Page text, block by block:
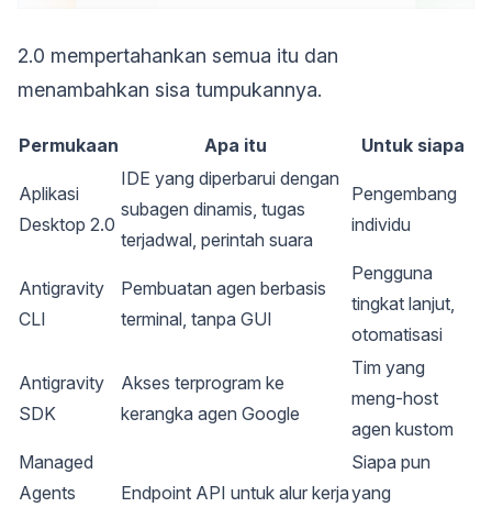
2.0 mempertahankan semua itu dan
menambahkan sisa tumpukannya.
Permukaan Apa itu Untuk siapa
Aplikasi
Desktop 2.0
IDE yang diperbarui dengan
subagen dinamis, tugas
terjadwal, perintah suara
Pengembang
individu
Antigravity
CLI
Pembuatan agen berbasis
terminal, tanpa GUI
Pengguna
tingkat lanjut,
otomatisasi
Antigravity
SDK
Akses terprogram ke
kerangka agen Google
Tim yang
meng-host
agen kustom
Managed
Agents
Endpoint API untuk alur kerja
Siapa pun
yang